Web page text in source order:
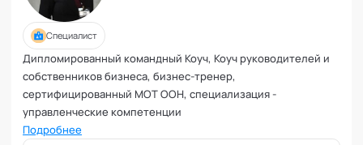
Травматический опыт
Тревожность
Тьюторство
Умение работать в команде
Управление продажами и маркетинг
Специалист
Дипломированный командный Коуч, Коуч руководителей и
собственников бизнеса, бизнес-тренер,
сертифицированный МОТ ООН, специализация -
управленческие компетенции
Подробнее